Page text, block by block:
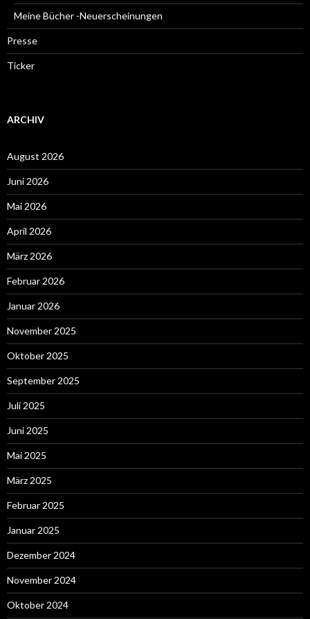
Meine Bücher -Neuerscheinungen
Presse
Ticker
ARCHIV
August 2026
Juni 2026
Mai 2026
April 2026
März 2026
Februar 2026
Januar 2026
November 2025
Oktober 2025
September 2025
Juli 2025
Juni 2025
Mai 2025
März 2025
Februar 2025
Januar 2025
Dezember 2024
November 2024
Oktober 2024